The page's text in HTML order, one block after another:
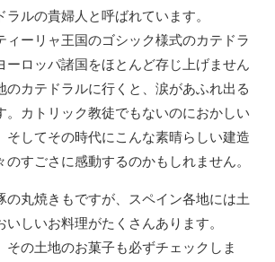
ラルの貴婦人と呼ばれています。
ィーリャ王国のゴシック様式のカテドラ
ーロッパ諸国をほとんど存じ上げません
のカテドラルに行くと、涙があふれ出る
。カトリック教徒でもないのにおかしい
そしてその時代にこんな素晴らしい建造
すごさに感動するのかもしれません。
の丸焼きもですが、スペイン各地には土
しいお料理がたくさんあります。
その土地のお菓子も必ずチェックしま